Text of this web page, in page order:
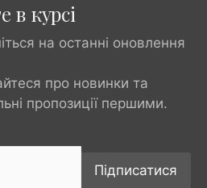
в курсі
на останні оновлення
про новинки та
пропозиції першими.
Підписатися